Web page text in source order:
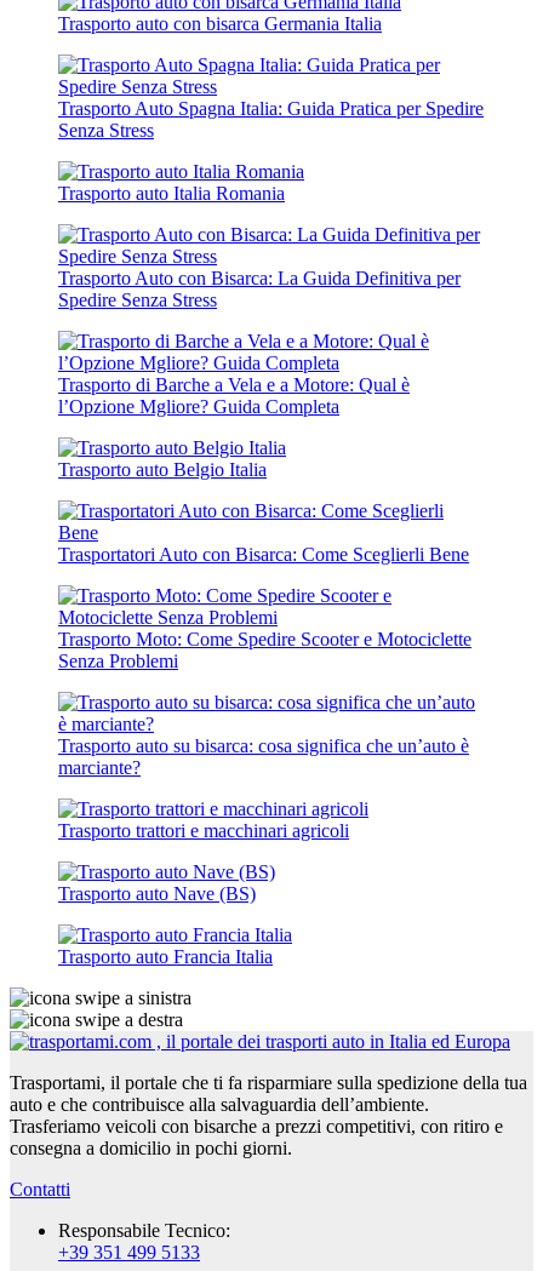
Trasporto auto con bisarca Germania Italia
Trasporto Auto Spagna Italia: Guida Pratica per Spedire
Senza Stress
Trasporto auto Italia Romania
Trasporto Auto con Bisarca: La Guida Definitiva per
Spedire Senza Stress
Trasporto di Barche a Vela e a Motore: Qual è
l’Opzione Mgliore? Guida Completa
Trasporto auto Belgio Italia
Trasportatori Auto con Bisarca: Come Sceglierli Bene
Trasporto Moto: Come Spedire Scooter e Motociclette
Senza Problemi
Trasporto auto su bisarca: cosa significa che un’auto è
marciante?
Trasporto trattori e macchinari agricoli
Trasporto auto Nave (BS)
Trasporto auto Francia Italia
Trasportami, il portale che ti fa risparmiare sulla spedizione della tua
auto e che contribuisce alla salvaguardia dell’ambiente.
Trasferiamo veicoli con bisarche a prezzi competitivi, con ritiro e
consegna a domicilio in pochi giorni.
Contatti
Responsabile Tecnico:
+39 351 499 5133